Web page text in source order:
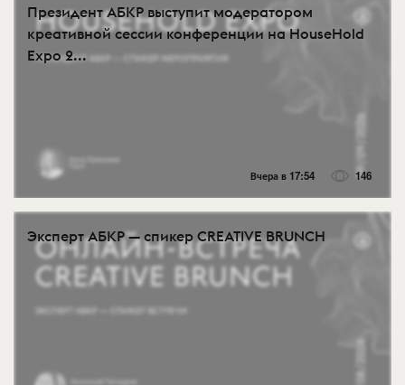
Президент АБКР выступит модератором
креативной сессии конференции на HouseHold
Expo 2...
Вчера в 17:54 146
Эксперт АБКР — спикер CREATIVE BRUNCH